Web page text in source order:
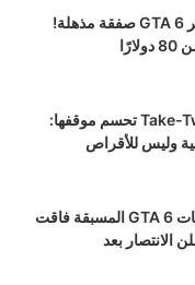
رئيس Take-Two: سعر GTA 6 صفقة مذهلة!
ناشر GTA 6 شركة Take-Two تحسم موقفها:
وليس للأقراص
رئيس Take-Two: طلبات GTA 6 المسبقة فاقت
الانتصار بعد